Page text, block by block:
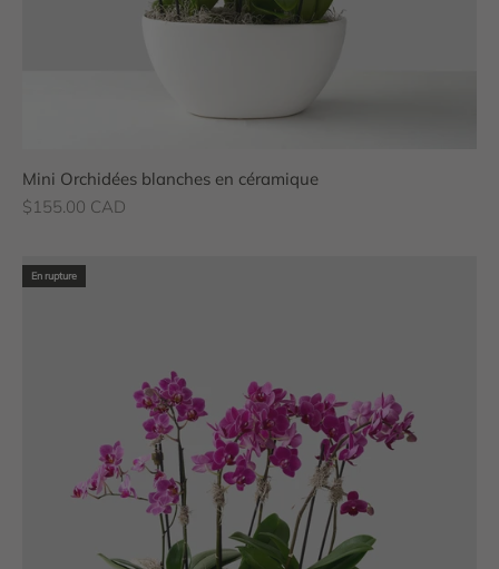
Mini Orchidées blanches en céramique
Prix de vente
$155.00 CAD
En rupture